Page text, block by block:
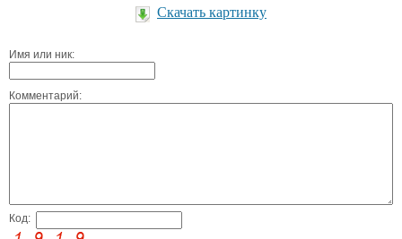
Скачать картинку
Имя или ник:
Комментарий:
Код: